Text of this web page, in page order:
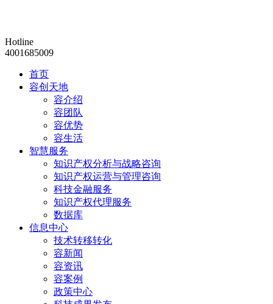
Hotline
4001685009
首页
容创天地
容介绍
容团队
容优势
容生活
智慧服务
知识产权分析与战略咨询
知识产权运营与管理咨询
科技金融服务
知识产权代理服务
数据库
信息中心
技术转移转化
容新闻
容资讯
容案例
政策中心